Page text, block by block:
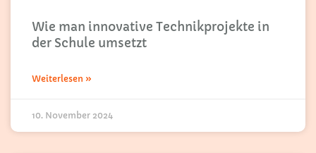
Wie man innovative Technikprojekte in
der Schule umsetzt
Weiterlesen »
10. November 2024